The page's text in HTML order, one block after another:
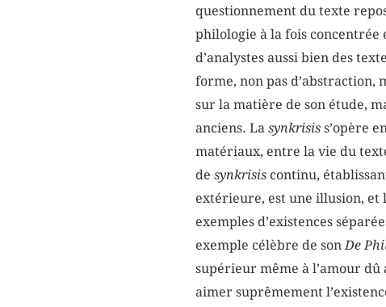
questionnement du texte
philologie à la fois
d’analystes aussi bien des
forme, non pas d’abstraction,
sur la matière de son étude,
anciens. La synkrisis s’opère
matériaux, entre la vie du
de synkrisiscontinu,
extérieure, est une illusion,
exemples d’existences
exemple célèbre de sonDe
supérieur même à l’amour
aimer suprêmement